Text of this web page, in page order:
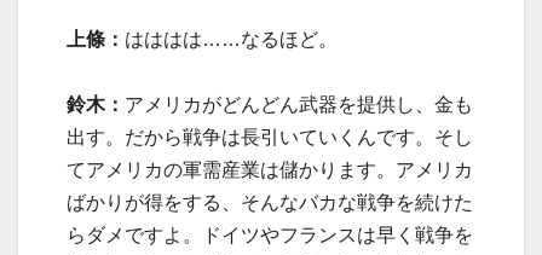
上條： はははは……なるほど。
鈴木： アメリカがどんどん武器を提供し、金も
出す。だから戦争は長引いていくんです。そし
てアメリカの軍需産業は儲かります。アメリカ
ばかりが得をする、そんなバカな戦争を続けた
らダメですよ。ドイツやフランスは早く戦争を